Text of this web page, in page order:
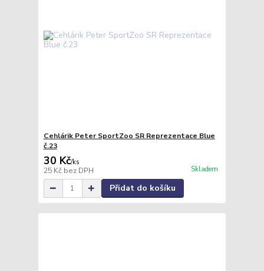
Cehlárik Peter SportZoo SR Reprezentace Blue
č.23
30 Kč/ks
25 Kč bez DPH Skladem
Přidat do košíku